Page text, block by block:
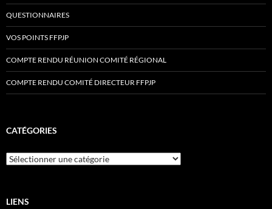
QUESTIONNAIRES
VOS POINTS FFPJP
COMPTE RENDU RÉUNION COMITÉ RÉGIONAL
COMPTE RENDU COMITÉ DIRECTEUR FFPJP
CATÉGORIES
Catégories
LIENS